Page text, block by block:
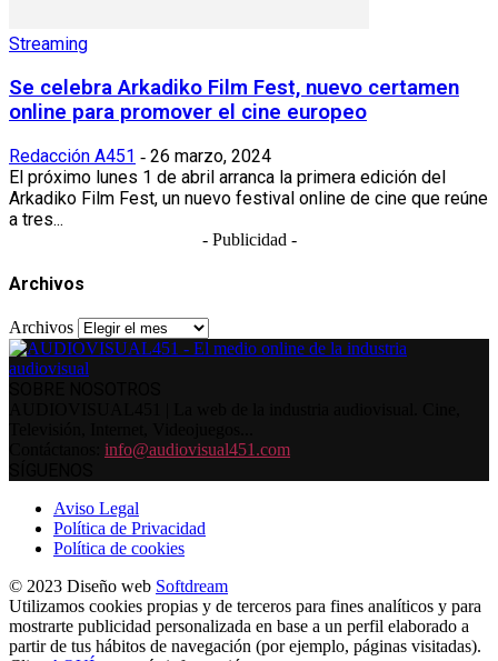
Streaming
Se celebra Arkadiko Film Fest, nuevo certamen
online para promover el cine europeo
Redacción A451 - 26 marzo, 2024
El próximo lunes 1 de abril arranca la primera edición del
Arkadiko Film Fest, un nuevo festival online de cine que reúne
a tres...
- Publicidad -
Archivos
Archivos
info@audiovisual451.com
Aviso Legal
Política de Privacidad
Política de cookies
© 2023 Diseño web Softdream
Utilizamos cookies propias y de terceros para fines analíticos y para
mostrarte publicidad personalizada en base a un perfil elaborado a
partir de tus hábitos de navegación (por ejemplo, páginas visitadas).